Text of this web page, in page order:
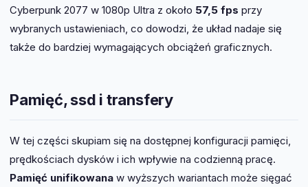
Cyberpunk 2077 w 1080p Ultra z około 57,5 fps przy
wybranych ustawieniach, co dowodzi, że układ nadaje się
także do bardziej wymagających obciążeń graficznych.
Pamięć, ssd i transfery
W tej części skupiam się na dostępnej konfiguracji pamięci,
prędkościach dysków i ich wpływie na codzienną pracę.
Pamięć unifikowana w wyższych wariantach może sięgać